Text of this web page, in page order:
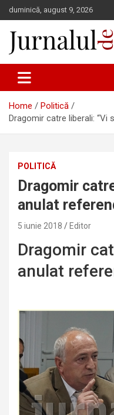
Skip
to
content
duminică, august 9, 2026
Jurnalul de
Home
Politică
Dragomir catre liberali: “Vi
POLITICĂ
Dragomir
anulat
5 iunie 2018 Editor
Dragomir
anulat